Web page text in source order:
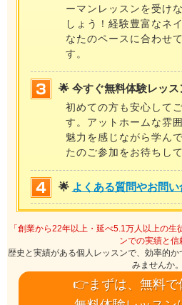
ーマンレッスンを受け
しょう！経験豊富なネ
なたのペースに合わせ
す。
🌟 今すぐ無料体験レッ
初めての方も安心して
す。アットホームな雰
魅力を感じながら学ん
たのご参加をお待ちし
🌟 よくある質問やお問
「創業から22年以上・延べ5.1万人以上の
ンでの実績と信
歴史と実績がある個人レッスンで、効率的
みませんか。
👉まずは、無料で